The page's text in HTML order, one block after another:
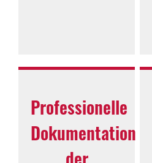
Professionelle
Dokumentation